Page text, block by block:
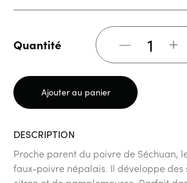
Quantité +
Ajouter au panier
DESCRIPTION
Proche parent du poivre de Séchuan,
faux-poivre népalais. Il développe des